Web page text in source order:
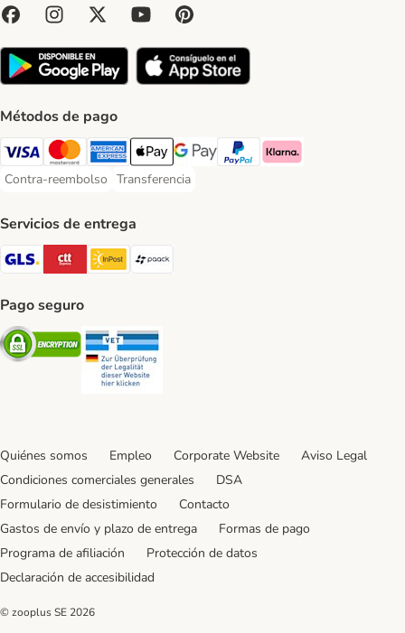
Métodos de pago
Visa Payment Method
Mastercard Payment Method
American Express Payment Method
Apple Pay Payment Method
Google Pay Payment Method
PayPal Payment Method
Klarna Payment Method
Contra-reembolso
Contra-reembolso Payment Method
Transferencia
Transferencia Payment Method
Servicios de entrega
GLS Shipping Method
CTTExpress Shipping Method
InPost Shipping Method
paack Shipping Method
Pago seguro
Security
Quiénes somos Empleo Corporate Website
Aviso Legal
Condiciones comerciales generales
DSA
Formulario de desistimiento
Contacto
Gastos de envío y plazo de entrega
Formas de pago
Programa de afiliación
Protección de datos
Declaración de accesibilidad
© zooplus SE 2026